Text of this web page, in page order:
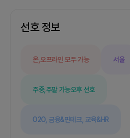
선호 정보
온,오프라인 모두 가능 서울
주중,주말 가능오후 선호
O2O, 금융&핀테크, 교육&HR